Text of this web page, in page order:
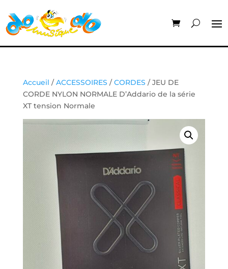
Accueil /ACCESSOIRES /CORDES / JEU DE
CORDE NYLON NORMALE D’Addario de la série
XT tension Normale